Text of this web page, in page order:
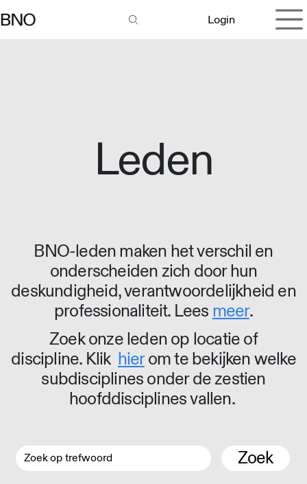
Login
Leden
BNO-leden maken het verschil en
onderscheiden zich door hun
deskundigheid, verantwoordelijkheid en
professionaliteit. Lees meer.
Zoek onze leden op locatie of
discipline. Klik hierom te bekijken welke
subdisciplines onder de zestien
hoofddisciplines vallen.
Zoek